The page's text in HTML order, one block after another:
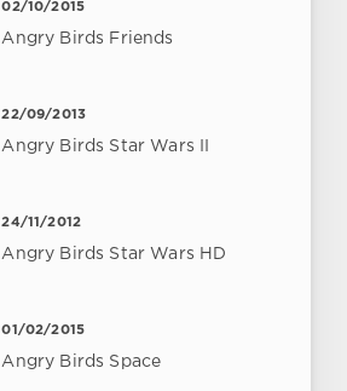
02/10/2015
Angry Birds Friends
22/09/2013
Angry Birds Star Wars II
24/11/2012
Angry Birds Star Wars HD
01/02/2015
Angry Birds Space